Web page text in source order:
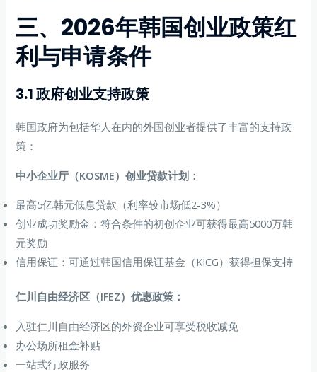
三、2026年韩国创业政策红
利与申请条件
3.1 政府创业支持政策
韩国政府为包括华人在内的外国创业者提供了丰富的支持政
策：
中小企业厅（KOSME）创业贷款计划：
最高5亿韩元低息贷款（利率较市场低2-3%）
创业成功奖励金：符合条件的初创企业可获得最高5000万韩
元奖励
信用保证：可通过韩国信用保证基金（KICG）获得担保支持
仁川自由经济区（IFEZ）优惠政策：
入驻仁川自由经济区的外资企业可享受税收减免
办公场所租金补贴
一站式行政服务